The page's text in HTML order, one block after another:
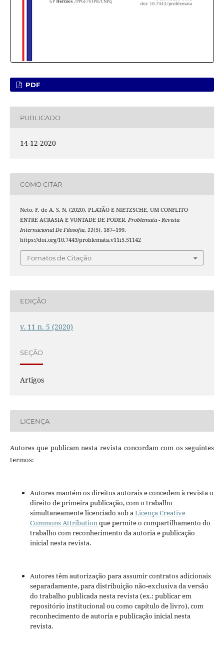
PDF
PUBLICADO
14-12-2020
COMO CITAR
Neto, F. de A. S. N. (2020). PLATÃO E NIETZSCHE, UM CONFLITO
ENTRE ACRASIA E VONTADE DE PODER. Problemata - Revista
Internacional De Filosofia, 11(5), 187–199.
https://doi.org/10.7443/problemata.v11i5.51142
Fomatos de Citação
EDIÇÃO
v. 11 n. 5 (2020)
SEÇÃO
Artigos
LICENÇA
Autores que publicam nesta revista concordam com os seguintes
termos:
Autores mantém os direitos autorais e concedem à revista o
direito de primeira publicação, com o trabalho
simultaneamente licenciado sob aLicença Creative
Commons Attributionque permite o compartilhamento do
trabalho com reconhecimento da autoria e publicação
inicial nesta revista.
Autores têm autorização para assumir contratos adicionais
separadamente, para distribuição não-exclusiva da versão
do trabalho publicada nesta revista (ex.: publicar em
repositório institucional ou como capítulo de livro), com
reconhecimento de autoria e publicação inicial nesta
revista.